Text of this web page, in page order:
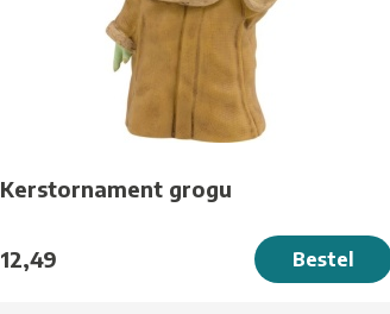
Kerstornament grogu
12,49 Bestel